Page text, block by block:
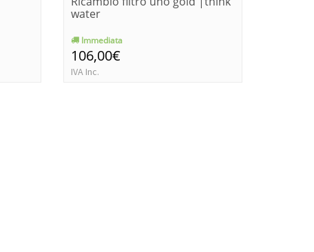
water
Immediata
106,00€
IVA Inc.